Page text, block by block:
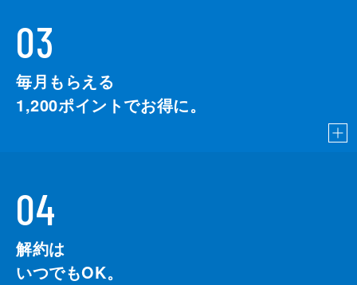
03
毎月もらえる
1,200ポイントでお得に。
04
解約は
いつでもOK。